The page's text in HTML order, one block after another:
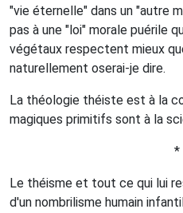
"vie éternelle" dans un "autre
pas à une "loi" morale puérile
végétaux respectent mieux
naturellement oserai-je dire.
La théologie théiste est à la
magiques primitifs sont à la
*
Le théisme et tout ce qui lui
d'un nombrilisme humain